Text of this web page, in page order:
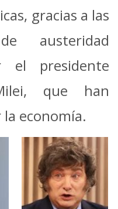
gracias a las
austeridad
el presidente
que han
economía.